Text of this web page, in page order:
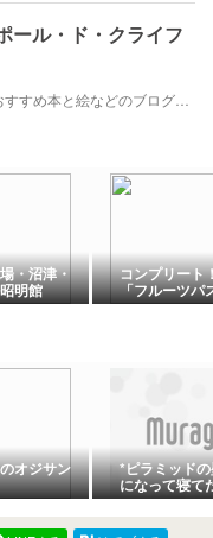
ール・ド・クライフ
・沼津・
明館
コンプリート
「フルーツパ
覇してきまし
オジサン *ピラミッド
になって寝て